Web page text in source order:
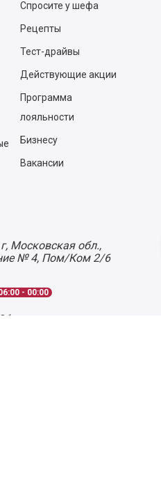
Спросите у шефа
Рецепты
Тест-драйвы
Действующие акции
Программа
лояльности
Бизнесу
Вакансии
Московская обл.,
№ 4, Пом/Ком 2/6
- 00:00
Обратная связь